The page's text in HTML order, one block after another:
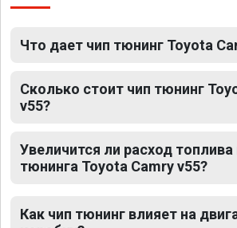
Что дает чип тюнинг Toyota
Сколько стоит чип тюнинг
v55?
Увеличится ли расход топлива
тюнинга Toyota Camry v55?
Как чип тюнинг влияет на